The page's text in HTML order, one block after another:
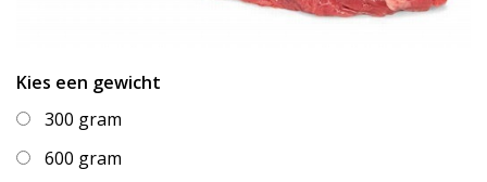
Kies een gewicht
300 gram
600 gram